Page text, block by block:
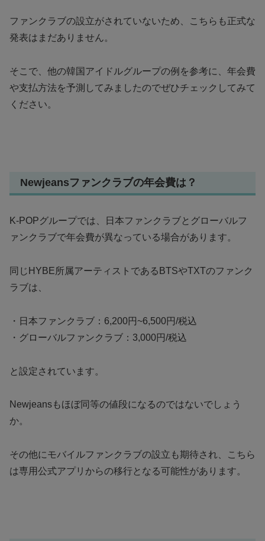
ファンクラブの設立がされていないため、こちらも正式な
発表はまだありません。
そこで、他の韓国アイドルグループの例を参考に、年会費
や支払方法を予測してみましたのでぜひチェックしてみて
ください。
Newjeansファンクラブの年会費は？
K-POPグループでは、日本ファンクラブとグローバルフ
ァンクラブで年会費が異なっている場合があります。
同じHYBE所属アーティストであるBTSやTXTのファンク
ラブは、
・日本ファンクラブ：6,200円~6,500円/税込
・グローバルファンクラブ：3,000円/税込
と設定されています。
Newjeansもほぼ同等の値段になるのではないでしょう
か。
その他にモバイルファンクラブの設立も期待され、こちら
は専用公式アプリからの移行となる可能性があります。